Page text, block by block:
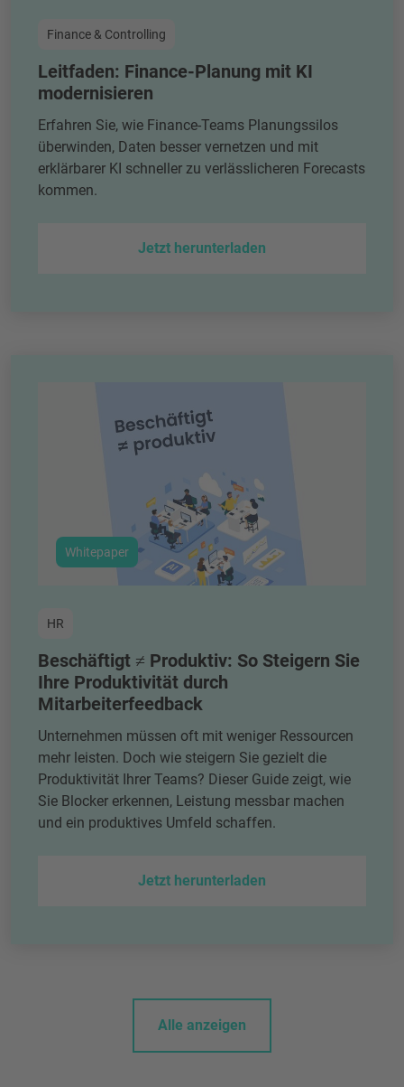
Finance & Controlling
Leitfaden: Finance-Planung mit KI
modernisieren
Erfahren Sie, wie Finance-Teams Planungssilos
überwinden, Daten besser vernetzen und mit
erklärbarer KI schneller zu verlässlicheren Forecasts
kommen.
Jetzt herunterladen
Whitepaper
HR
Beschäftigt ≠ Produktiv: So Steigern Sie
Ihre Produktivität durch
Mitarbeiterfeedback
Unternehmen müssen oft mit weniger Ressourcen
mehr leisten. Doch wie steigern Sie gezielt die
Produktivität Ihrer Teams? Dieser Guide zeigt, wie
Sie Blocker erkennen, Leistung messbar machen
und ein produktives Umfeld schaffen.
Jetzt herunterladen
Alle anzeigen